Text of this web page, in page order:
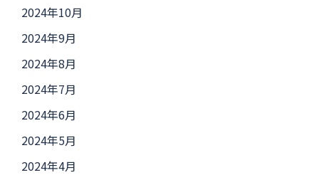
2024年10月
2024年9月
2024年8月
2024年7月
2024年6月
2024年5月
2024年4月